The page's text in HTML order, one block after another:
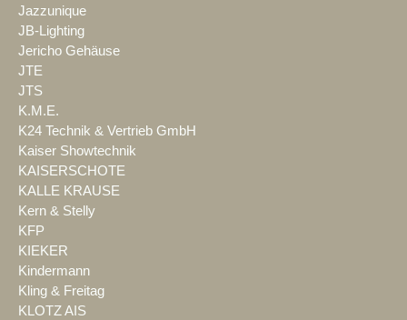
Jazzunique
JB-Lighting
Jericho Gehäuse
JTE
JTS
K.M.E.
K24 Technik & Vertrieb GmbH
Kaiser Showtechnik
KAISERSCHOTE
KALLE KRAUSE
Kern & Stelly
KFP
KIEKER
Kindermann
Kling & Freitag
KLOTZ AIS